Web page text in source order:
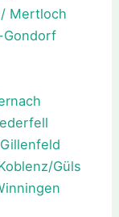
Mertloch
Gondorf
Güls